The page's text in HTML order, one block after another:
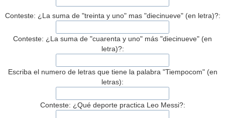
Conteste: ¿La suma de "treinta y uno" mas "diecinueve" (en letra)?:
Conteste: ¿La suma de "cuarenta y uno" más "diecinueve" (en
letra)?:
Escriba el numero de letras que tiene la palabra "Tiempocom" (en
letras):
Conteste: ¿Qué deporte practica Leo Messi?: